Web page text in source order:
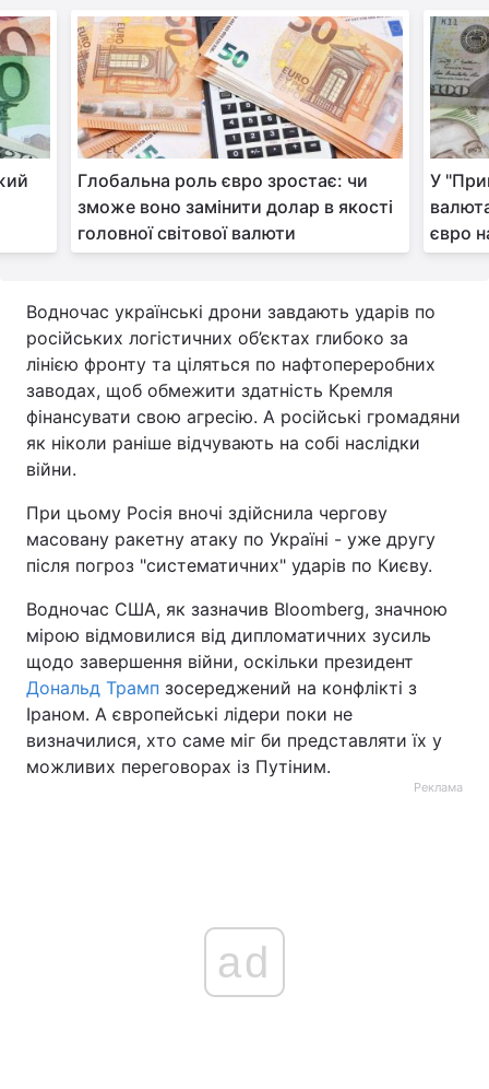
Глобальна роль євро зростає: чи
зможе воно замінити долар в якості
головної світової валюти
У
євро
Водночас українські дрони завдають ударів по
російських логістичних об’єктах глибоко за
лінією фронту та ціляться по нафтопереробних
заводах, щоб обмежити здатність Кремля
фінансувати свою агресію. А російські громадяни
як ніколи раніше відчувають на собі наслідки
війни.
При цьому Росія вночі здійснила чергову
масовану ракетну атаку по Україні - уже другу
після погроз "систематичних" ударів по Києву.
Водночас США, як зазначив Bloomberg, значною
мірою відмовилися від дипломатичних зусиль
щодо завершення війни, оскільки президент
Дональд Трамп зосереджений на конфлікті з
Іраном. А європейські лідери поки не
визначилися, хто саме міг би представляти їх у
можливих переговорах із Путіним.
Реклама
ad